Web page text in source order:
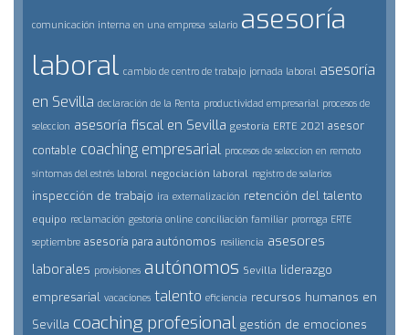
comunicación interna en una empresa salario asesoría
laboral cambio de centro de trabajo jornada laboral asesoría
en Sevilla declaración de la Renta productividad empresarial procesos de
seleccion asesoría fiscal en Sevilla gestoría ERTE 2021 asesor
contable coaching empresarial procesos de seleccion en remoto
síntomas del estrés laboral negociación laboral registro de salarios
inspección de trabajo ira externalización retención del talento
equipo reclamación gestoría online conciliación familiar prorroga ERTE
septiembre asesoría para autónomos resiliencia asesores
laborales provisiones autónomos Sevilla liderazgo
empresarial vacaciones talento eficiencia recursos humanos en
Sevilla coaching profesional gestión de emociones